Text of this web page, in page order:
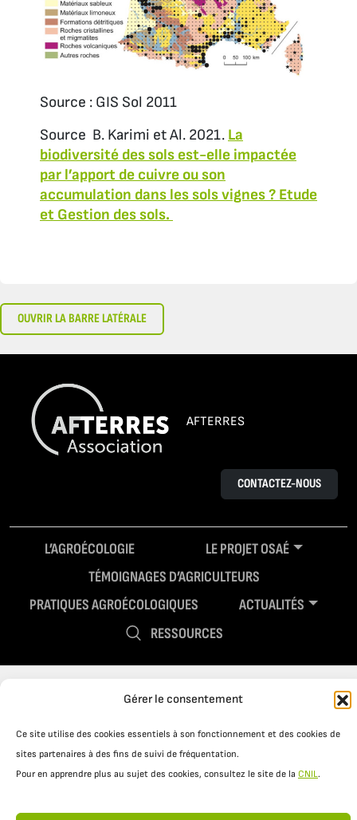
Gérer le consentement
Ce site utilise des cookies essentiels à son fonctionnement et des cookies de
sites partenaires à des fins de suivi de fréquentation.
Pour en apprendre plus au sujet des cookies, consultez le site de la CNIL.
Source : GIS Sol 2011
Source B. Karimi et Al. 2021. La
biodiversité des sols est-elle impactée
par l’apport de cuivre ou son
accumulation dans les sols vignes ? Etude
et Gestion des sols.
OUVRIR LA BARRE LATÉRALE
AFTERRES
CONTACTEZ-NOUS
L’AGROÉCOLOGIE
LE PROJET OSAÉ
TÉMOIGNAGES D’AGRICULTEURS
PRATIQUES AGROÉCOLOGIQUES
ACTUALITÉS
RESSOURCES